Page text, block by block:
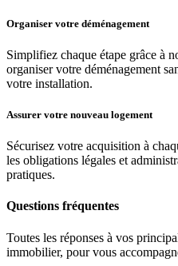
Organiser votre déménagement
Simplifiez chaque étape grâce à
organiser votre déménagement
votre installation.
Assurer votre nouveau logement
Sécurisez votre acquisition à
les obligations légales et
pratiques.
Questions fréquentes
Toutes les réponses à vos
immobilier, pour vous